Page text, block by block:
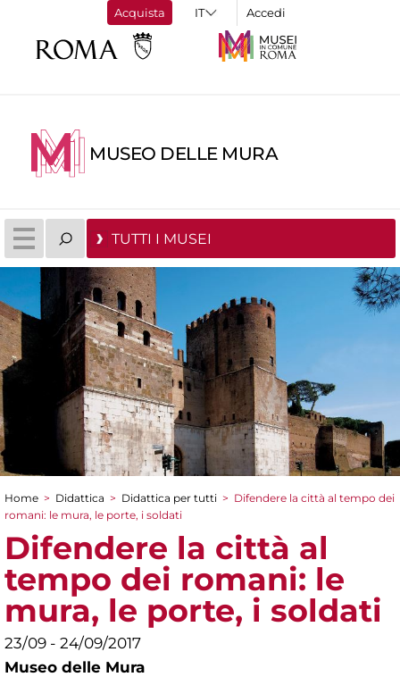
Acquista Accedi
MUSEO DELLE MURA
TUTTI I MUSEI
Tu sei qui
Home > Didattica > Didattica per tutti > Difendere la città al tempo dei
romani: le mura, le porte, i soldati
Difendere la città al
tempo dei romani: le
mura, le porte, i soldati
23/09 - 24/09/2017
Museo delle Mura